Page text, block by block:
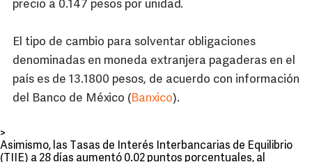
precio a 0.147 pesos por unidad.
El tipo de cambio para solventar obligaciones
denominadas en moneda extranjera pagaderas en el
país es de 13.1800 pesos, de acuerdo con información
del Banco de México (Banxico).
>
Asimismo, las Tasas de Interés Interbancarias de Equilibrio
(TIIE) a 28 días aumentó 0.02 puntos porcentuales, al